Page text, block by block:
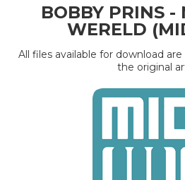
BOBBY PRINS -
WERELD
All files available for download
the original